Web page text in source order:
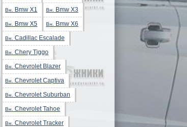
Вн. Bmw X1 Вн. Bmw X3
Вн. Bmw X5 Вн. Bmw X6
Вн. Cadillac Escalade
Вн. Chery Tiggo
Вн. Chevrolet Blazer
Вн. Chevrolet Captiva
Вн. Chevrolet Suburban
Вн. Chevrolet Tahoe
Вн. Chevrolet Tracker